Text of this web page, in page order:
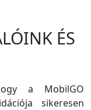
ÉS
a MobilGO
sikeresen